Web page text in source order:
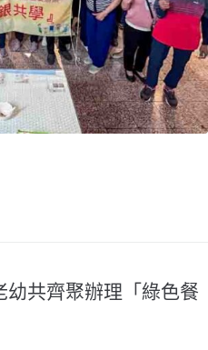
幼共齊聚辦理「綠色餐